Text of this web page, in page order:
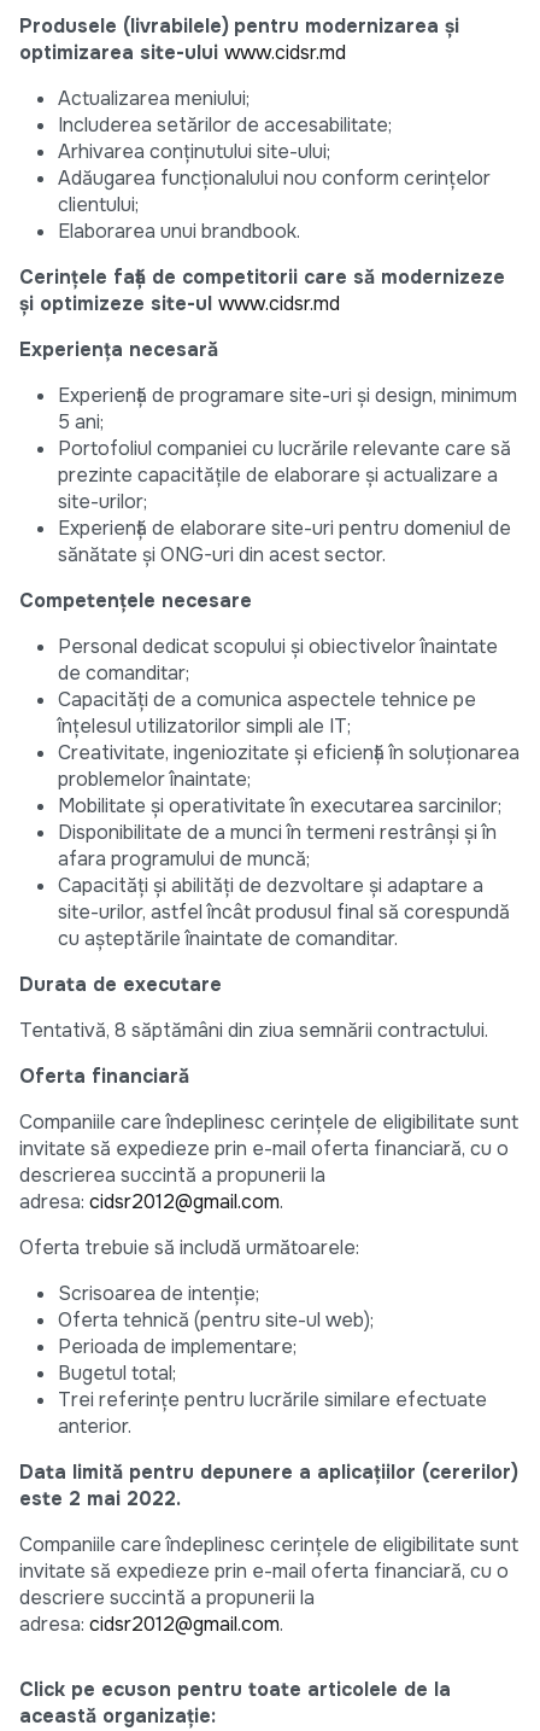
Produsele (livrabilele) pentru modernizarea și
optimizarea site-ului www.cidsr.md
Actualizarea meniului;
Includerea setărilor de accesabilitate;
Arhivarea conținutului site-ului;
Adăugarea funcționalului nou conform cerințelor
clientului;
Elaborarea unui brandbook.
Cerințele față de competitorii care să modernizeze
și optimizeze site-ul www.cidsr.md
Experiența necesară
Experiență de programare site-uri și design, minimum
5 ani;
Portofoliul companiei cu lucrările relevante care să
prezinte capacitățile de elaborare și actualizare a
site-urilor;
Experiență de elaborare site-uri pentru domeniul de
sănătate și ONG-uri din acest sector.
Competențele necesare
Personal dedicat scopului și obiectivelor înaintate
de comanditar;
Capacități de a comunica aspectele tehnice pe
înțelesul utilizatorilor simpli ale IT;
Creativitate, ingeniozitate și eficiență în soluționarea
problemelor înaintate;
Mobilitate și operativitate în executarea sarcinilor;
Disponibilitate de a munci în termeni restrânși și în
afara programului de muncă;
Capacități și abilități de dezvoltare și adaptare a
site-urilor, astfel încât produsul final să corespundă
cu așteptările înaintate de comanditar.
Durata de executare
Tentativă, 8 săptămâni din ziua semnării contractului.
Oferta financiară
Companiile care îndeplinesc cerințele de eligibilitate sunt
invitate să expedieze prin e-mail oferta financiară, cu o
descrierea succintă a propunerii la
adresa: cidsr2012@gmail.com.
Oferta trebuie să includă următoarele:
Scrisoarea de intenție;
Oferta tehnică (pentru site-ul web);
Perioada de implementare;
Bugetul total;
Trei referințe pentru lucrările similare efectuate
anterior.
Data limită pentru depunere a aplicațiilor (cererilor)
este 2 mai 2022.
Companiile care îndeplinesc cerințele de eligibilitate sunt
invitate să expedieze prin e-mail oferta financiară, cu o
descriere succintă a propunerii la
adresa: cidsr2012@gmail.com.
Click pe ecuson pentru toate articolele de la
această organizație: